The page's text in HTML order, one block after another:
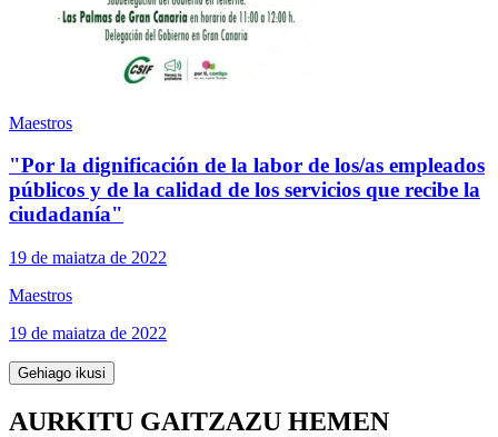
Maestros
"Por la dignificación de la labor de los/as empleados
públicos y de la calidad de los servicios que recibe la
ciudadanía"
19 de maiatza de 2022
Maestros
19 de maiatza de 2022
Gehiago ikusi
AURKITU GAITZAZU HEMEN